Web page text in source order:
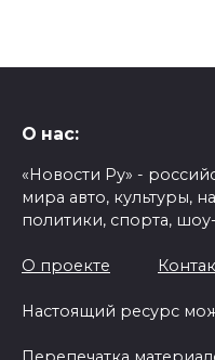
О нас:
«Новости Ру» -
мира авто, культуры,
политики, спорта,
О проекте
Настоящий ресурс